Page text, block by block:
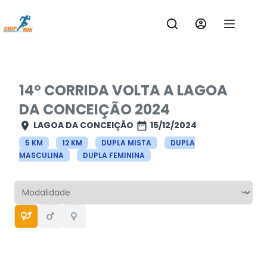
o
14º CORRIDA VOLTA A LAGOA
DA CONCEIÇÃO 2024
LAGOA DA CONCEIÇÃO 15/12/2024
5 KM 12 KM DUPLA MISTA
DUPLA
MASCULINA
DUPLA FEMININA